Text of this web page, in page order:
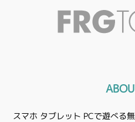
スマホ タブレット PCで遊べる